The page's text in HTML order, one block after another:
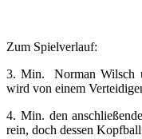
Zum Spielverlauf:
3. Min. Norman Wilsch
wird von einem
4. Min. den
rein, doch dessen